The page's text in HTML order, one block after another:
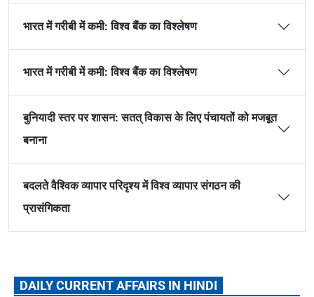
भारत में गरीबी में कमी: विश्व बैंक का विश्लेषण
भारत में गरीबी में कमी: विश्व बैंक का विश्लेषण
बुनियादी स्तर पर शासन: सतत् विकास के लिए पंचायतों को मजबूत
बनाना
बदलते वैश्विक व्यापार परिदृश्य में विश्व व्यापार संगठन की
प्रासंगिकता
DAILY CURRENT AFFAIRS IN HINDI